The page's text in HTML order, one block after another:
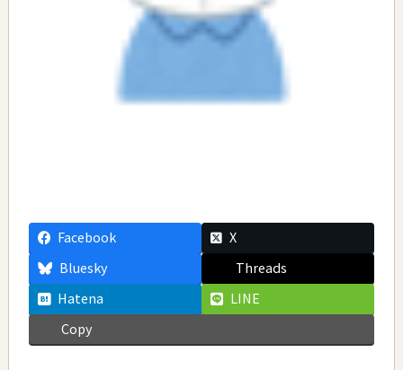
Facebook
X
Bluesky
Threads
Hatena
LINE
Copy